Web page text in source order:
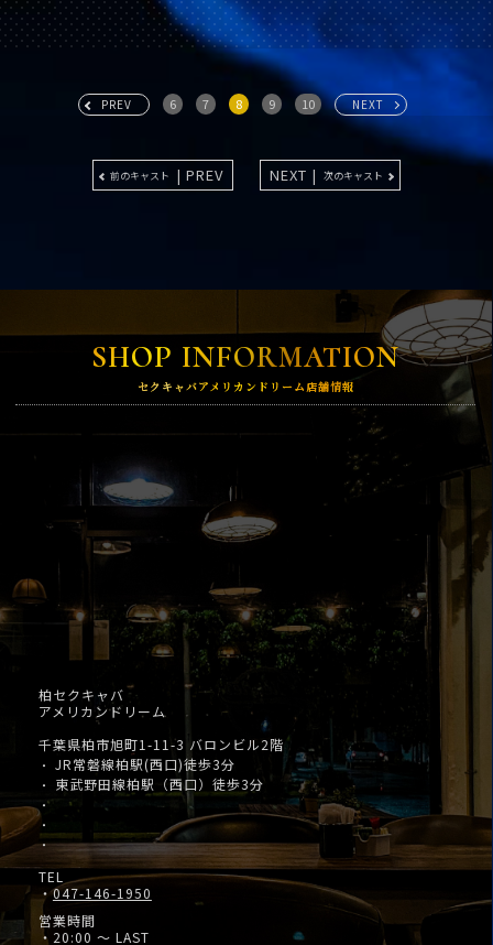
PREV 6 7 8 9 10 NEXT
前のキャスト | PREV NEXT | 次のキャスト
SHOP INFORMATION
セクキャバアメリカンドリーム店舗情報
柏セクキャバ
アメリカンドリーム
千葉県柏市旭町1-11-3 バロンビル2階
・ JR常磐線柏駅(西口)徒歩3分
・ 東武野田線柏駅（西口）徒歩3分
・
・
・
TEL
・047-146-1950
営業時間
・20:00 ～ LAST